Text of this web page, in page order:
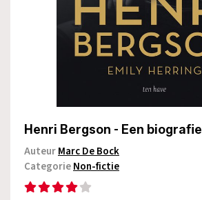
Henri Bergson - Een biografie
AuteurMarc De Bock
CategorieNon-fictie